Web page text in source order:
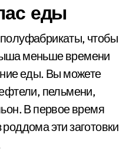
еды
чтобы
меньше времени
еды. Вы можете
пельмени,
В первое время
эти заготовки